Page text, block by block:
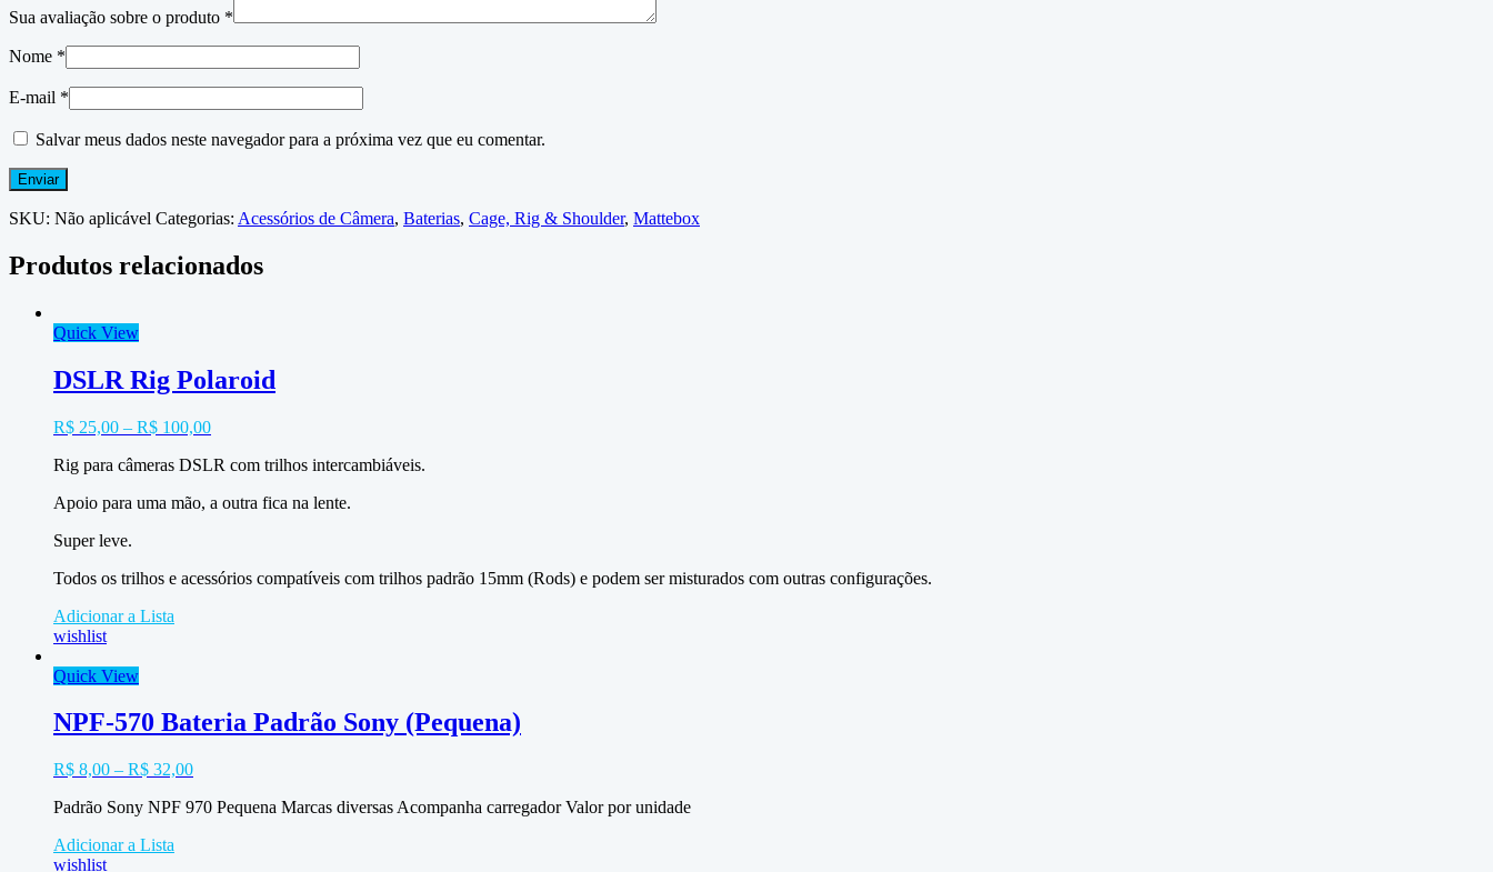
Sua avaliação sobre o produto *
Nome *
E-mail *
Salvar meus dados neste navegador para a próxima vez que eu comentar.
SKU: Não aplicável Categorias: Acessórios de Câmera, Baterias, Cage, Rig & Shoulder, Mattebox
Produtos relacionados
Quick View
DSLR Rig Polaroid
R$ 25,00 – R$ 100,00
Rig para câmeras DSLR com trilhos intercambiáveis.
Apoio para uma mão, a outra fica na lente.
Super leve.
Todos os trilhos e acessórios compatíveis com trilhos padrão 15mm (Rods) e podem ser misturados com outras configurações.
Adicionar a Lista
wishlist
Quick View
NPF-570 Bateria Padrão Sony (Pequena)
R$ 8,00 – R$ 32,00
Padrão Sony NPF 970 Pequena Marcas diversas Acompanha carregador Valor por unidade
Adicionar a Lista
wishlist